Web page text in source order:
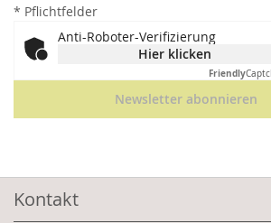
* Pflichtfelder
Anti-Roboter-Verifizierung
Hier klicken
Friendly
Newsletter abonnieren
Kontakt